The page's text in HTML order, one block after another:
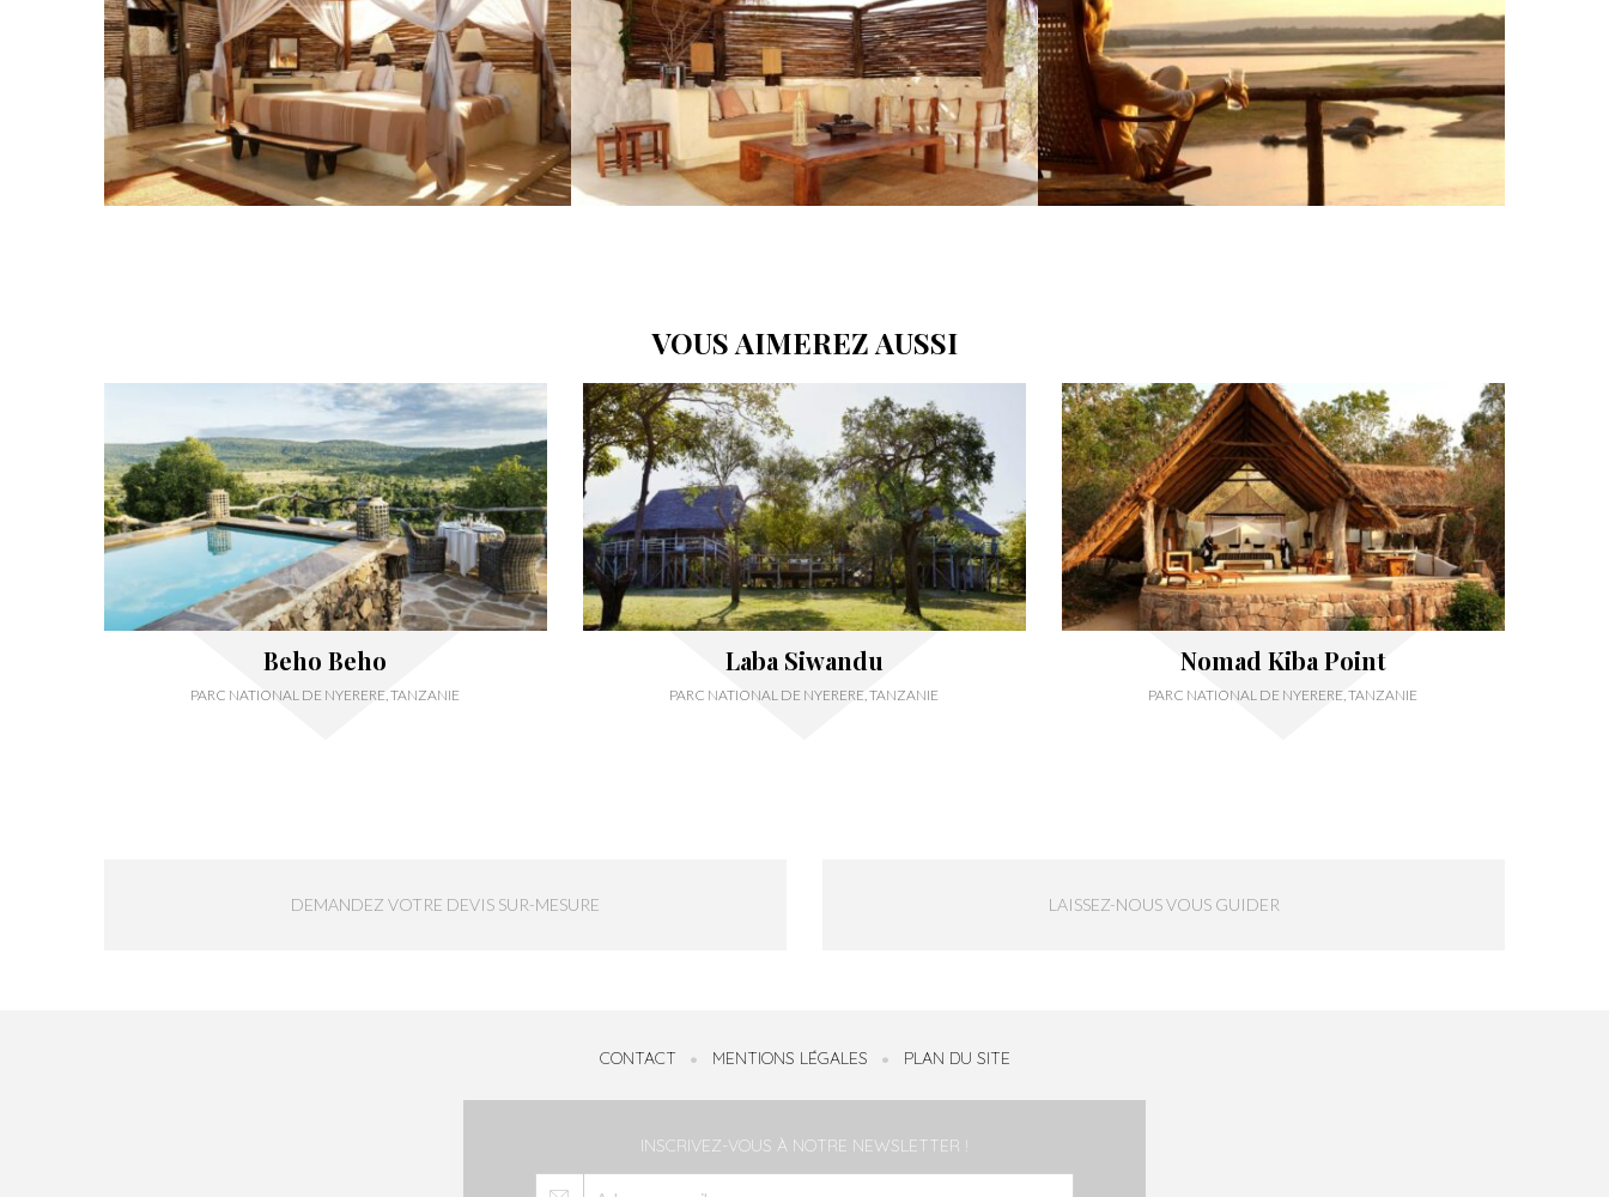
VOUS AIMEREZ AUSSI
Beho Beho
PARC NATIONAL DE NYERERE, TANZANIE
Laba Siwandu
PARC NATIONAL DE NYERERE, TANZANIE
Nomad Kiba Point
PARC NATIONAL DE NYERERE, TANZANIE
DEMANDEZ VOTRE DEVIS SUR-MESURE LAISSEZ-NOUS VOUS GUIDER
CONTACT MENTIONS LÉGALES PLAN DU SITE
INSCRIVEZ-VOUS À NOTRE NEWSLETTER !